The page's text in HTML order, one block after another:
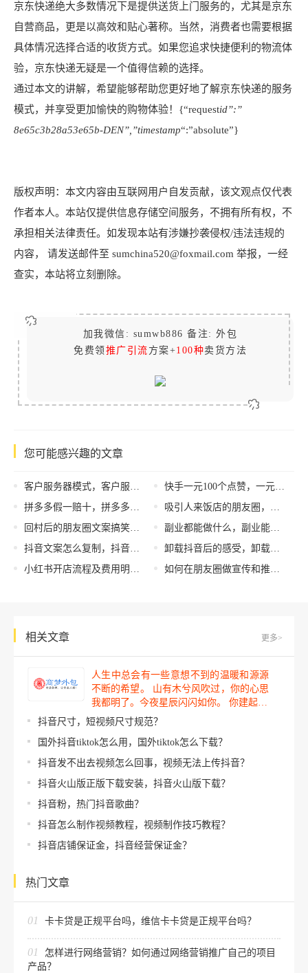
京东快递绝大多数情况下是提供送货上门服务的，尤其是京东
自营商品，更是以高效和贴心著称。当然，消费者也需要根据
具体情况选择合适的收货方式。如果您追求快捷便利的物流体
验，京东快递无疑是一个值得信赖的选择。
通过本文的讲解，希望能够帮助您更好地了解京东快递的服务
模式，并享受更加愉快的购物体验！{“requestid”:”
8e65c3b28a53e65b-DEN”,”timestamp“:”absolute”}
版权声明：本文内容由互联网用户自发贡献，该文观点仅代表
作者本人。本站仅提供信息存储空间服务，不拥有所有权，不
承担相关法律责任。如发现本站有涉嫌抄袭侵权/违法违规的
内容， 请发送邮件至 sumchina520@foxmail.com 举报，一经
查实，本站将立刻删除。
加我微信: sumwb886 备注: 外包
免费领 推广引流 方案+100种卖货方法
您可能感兴趣的文章
客户服务器模式，客户服务器模式的局域网其网络硬件主要包括？
拼多多假一赔十，拼多多假一赔十的商品一定是真的吗？
回村后的朋友圈文案搞笑版，回村后的朋友圈文案搞笑句子？
抖音文案怎么复制，抖音文案怎么复制完整文字？
小红书开店流程及费用明细图表模板，小红书上开店平台收费吗
快手一元100个点赞，一元100个点赞微信支付秒到？
吸引人来饭店的朋友圈，吸引人来饭店的朋友圈文案？
副业都能做什么，副业能干啥
卸载抖音后的感受，卸载抖音后的感受远离？
如何在朋友圈做宣传和推广说说（如何在朋友圈做宣传和推广卖水果,中餐）
相关文章 更多>
人生中总会有一些意想不到的温暖和源源
不断的希望。 山有木兮风吹过，你的心思
我都明了。今夜星辰闪闪如你。 你建起…
抖音尺寸，短视频尺寸规范？
国外抖音tiktok怎么用，国外tiktok怎么下载？
抖音发不出去视频怎么回事，视频无法上传抖音？
抖音火山版正版下载安装，抖音火山版下载？
抖音粉，热门抖音歌曲？
抖音怎么制作视频教程，视频制作技巧教程？
抖音店铺保证金，抖音经营保证金？
热门文章
01 卡卡贷是正规平台吗，维信卡卡贷是正规平台吗？
01
怎样进行网络营销？如何通过网络营销推广自己的项目
产品？